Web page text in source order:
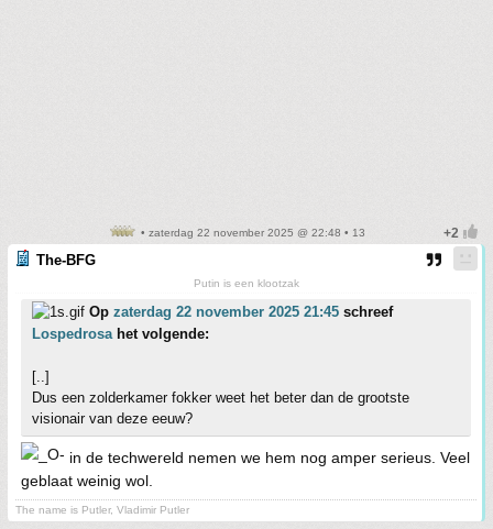
• zaterdag 22 november 2025 @ 22:48 • 13
The-BFG
Putin is een klootzak
Op zaterdag 22 november 2025 21:45 schreef
Lospedrosahet volgende:
[..]
Dus een zolderkamer fokker weet het beter dan de grootste
visionair van deze eeuw?
in de techwereld nemen we hem nog amper serieus. Veel
geblaat weinig wol.
The name is Putler, Vladimir Putler